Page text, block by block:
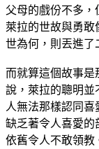
父母的戲份不多
萊拉的世故與勇敢
世為何，則丟進了
而就算這個故事是
說，萊拉的聰明並
人無法那樣認同
缺乏著令人喜愛的
依舊令人不敢領教